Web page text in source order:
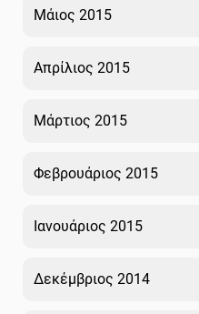
Μάιος 2015
Απρίλιος 2015
Μάρτιος 2015
Φεβρουάριος 2015
Ιανουάριος 2015
Δεκέμβριος 2014